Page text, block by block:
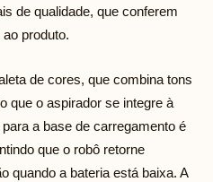
de qualidade, que conferem
produto.
de cores, que combina tons
que o aspirador se integre à
a base de carregamento é
que o robô retorne
quando a bateria está baixa. A